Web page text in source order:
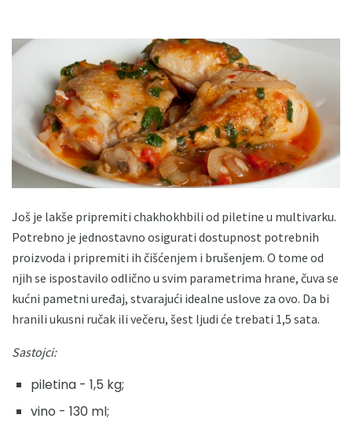
Još je lakše pripremiti chakhokhbili od piletine u multivarku.
Potrebno je jednostavno osigurati dostupnost potrebnih
proizvoda i pripremiti ih čišćenjem i brušenjem. O tome od
njih se ispostavilo odlično u svim parametrima hrane, čuva se
kućni pametni uređaj, stvarajući idealne uslove za ovo. Da bi
hranili ukusni ručak ili večeru, šest ljudi će trebati 1,5 sata.
Sastojci:
piletina - 1,5 kg;
vino - 130 ml;